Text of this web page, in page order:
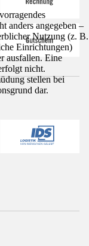
anders angegeben –
Nutzung (z. B.
Einrichtungen)
ausfallen. Eine
nicht.
stellen bei
dar.